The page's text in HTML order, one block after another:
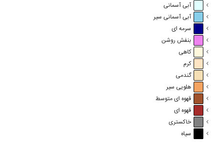
آبی آسمانی
آبی آسمانی سیر
سرمه ای
بنفش روشن
کاهی
کرم
گندمی
هلویی سیر
قهوه ای متوسط
قهوه ای
خاکستری
سیاه